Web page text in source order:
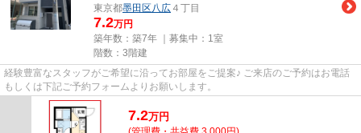
東京都墨田区八広 ４丁目
7.2万円
築年数：築7年 ｜募集中： 1室
階数：3階建
経験豊富なスタッフがご希望に沿ってお部屋をご提案♪ ご来店のご予約はお電話
もしくは下記ご予約フォームよりお願いします。
7.2万円